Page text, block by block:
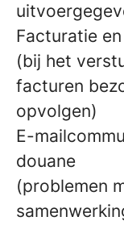
Facturatie
(bij het
facturen
opvolgen)
E-
douane
(problemen